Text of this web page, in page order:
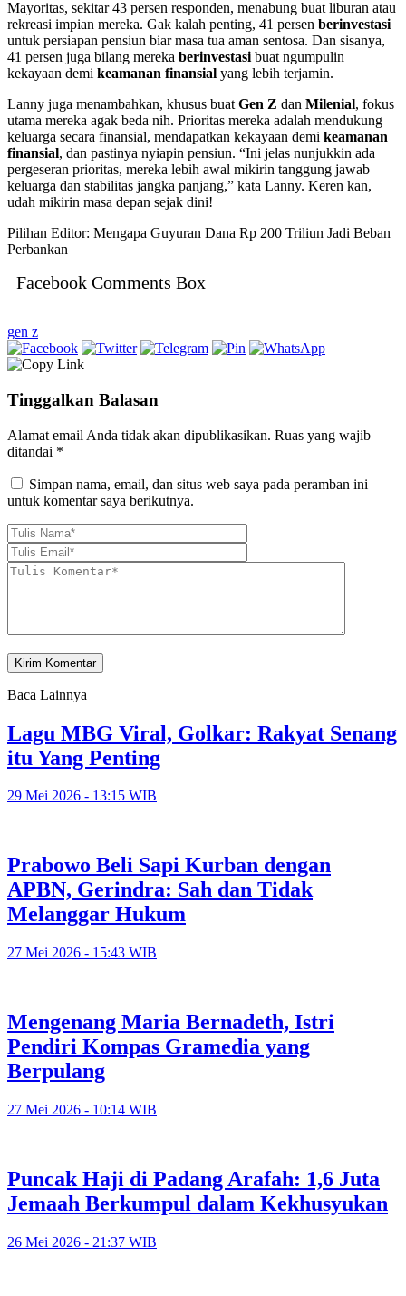
Mayoritas, sekitar 43 persen responden, menabung buat liburan atau
rekreasi impian mereka. Gak kalah penting, 41 persen berinvestasi
untuk persiapan pensiun biar masa tua aman sentosa. Dan sisanya,
41 persen juga bilang mereka berinvestasi buat ngumpulin
kekayaan demi keamanan finansial yang lebih terjamin.
Lanny juga menambahkan, khusus buat Gen Z dan Milenial, fokus
utama mereka agak beda nih. Prioritas mereka adalah mendukung
keluarga secara finansial, mendapatkan kekayaan demi keamanan
finansial, dan pastinya nyiapin pensiun. “Ini jelas nunjukkin ada
pergeseran prioritas, mereka lebih awal mikirin tanggung jawab
keluarga dan stabilitas jangka panjang,” kata Lanny. Keren kan,
udah mikirin masa depan sejak dini!
Pilihan Editor: Mengapa Guyuran Dana Rp 200 Triliun Jadi Beban
Perbankan
Facebook Comments Box
gen z
Tinggalkan Balasan
Alamat email Anda tidak akan dipublikasikan. Ruas yang wajib
ditandai *
Simpan nama, email, dan situs web saya pada peramban ini
untuk komentar saya berikutnya.
Baca Lainnya
Lagu MBG Viral, Golkar: Rakyat Senang
itu Yang Penting
29 Mei 2026 - 13:15 WIB
Prabowo Beli Sapi Kurban dengan
APBN, Gerindra: Sah dan Tidak
Melanggar Hukum
27 Mei 2026 - 15:43 WIB
Mengenang Maria Bernadeth, Istri
Pendiri Kompas Gramedia yang
Berpulang
27 Mei 2026 - 10:14 WIB
Puncak Haji di Padang Arafah: 1,6 Juta
Jemaah Berkumpul dalam Kekhusyukan
26 Mei 2026 - 21:37 WIB